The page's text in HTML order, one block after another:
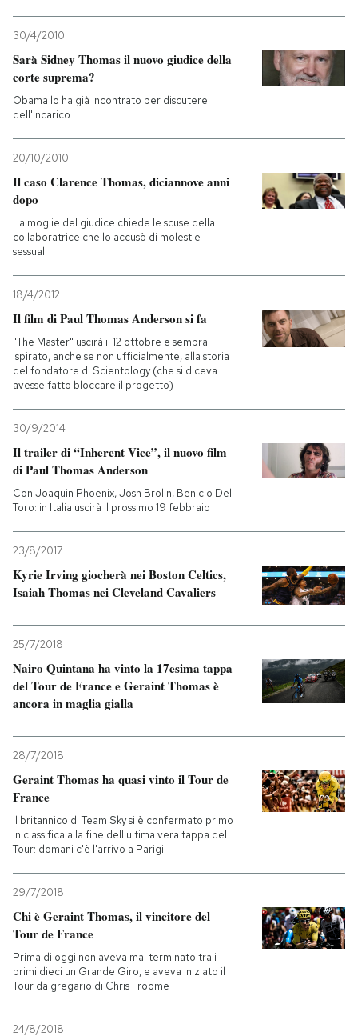
30/4/2010
Sarà Sidney Thomas il nuovo giudice della
corte suprema?
Obama lo ha già incontrato per discutere
dell'incarico
20/10/2010
Il caso Clarence Thomas, diciannove anni
dopo
La moglie del giudice chiede le scuse della
collaboratrice che lo accusò di molestie
sessuali
18/4/2012
Il film di Paul Thomas Anderson si fa
"The Master" uscirà il 12 ottobre e sembra
ispirato, anche se non ufficialmente, alla storia
del fondatore di Scientology (che si diceva
avesse fatto bloccare il progetto)
30/9/2014
Il trailer di “Inherent Vice”, il nuovo film
di Paul Thomas Anderson
Con Joaquin Phoenix, Josh Brolin, Benicio Del
Toro: in Italia uscirà il prossimo 19 febbraio
23/8/2017
Kyrie Irving giocherà nei Boston Celtics,
Isaiah Thomas nei Cleveland Cavaliers
25/7/2018
Nairo Quintana ha vinto la 17esima tappa
del Tour de France e Geraint Thomas è
ancora in maglia gialla
28/7/2018
Geraint Thomas ha quasi vinto il Tour de
France
Il britannico di Team Sky si è confermato primo
in classifica alla fine dell'ultima vera tappa del
Tour: domani c'è l'arrivo a Parigi
29/7/2018
Chi è Geraint Thomas, il vincitore del
Tour de France
Prima di oggi non aveva mai terminato tra i
primi dieci un Grande Giro, e aveva iniziato il
Tour da gregario di Chris Froome
24/8/2018